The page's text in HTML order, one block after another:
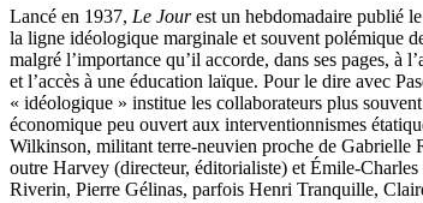
Lancé en 1937, Le Jourest un hebdomadaire publié
la ligne idéologique marginale et souvent polémique
malgré l’importance qu’il accorde, dans ses pages,
et l’accès à une éducation laïque. Pour le dire avec
« idéologique » institue les collaborateurs plus
économique peu ouvert aux interventionnismes
Wilkinson, militant terre-neuvien proche de Gabrielle
outre Harvey (directeur, éditorialiste) et Émile-
Riverin, Pierre Gélinas, parfois Henri Tranquille,